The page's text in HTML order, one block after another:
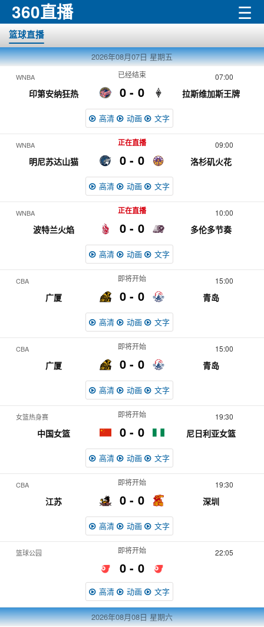
360直播 ☰
篮球直播
2026年08月07日 星期五
WNBA 07:00
印第安纳狂热 0
已经结束
拉斯维加斯王牌
0
高清 动画 文字
WNBA 09:00
明尼苏达山猫 0
正在直播
洛杉矶火花
0
高清 动画 文字
WNBA 10:00
波特兰火焰 0
正在直播
多伦多节奏
0
高清 动画 文字
CBA 15:00
广厦 0
即将开始
青岛
0
高清 动画 文字
CBA 15:00
广厦 0
即将开始
青岛
0
高清 动画 文字
女篮热身赛 19:30
中国女篮 0
即将开始
尼日利亚女篮
0
高清 动画 文字
CBA 19:30
江苏 0
即将开始
深圳
0
高清 动画 文字
篮球公园 22:05
0
即将开始
0
高清 动画 文字
2026年08月08日 星期六